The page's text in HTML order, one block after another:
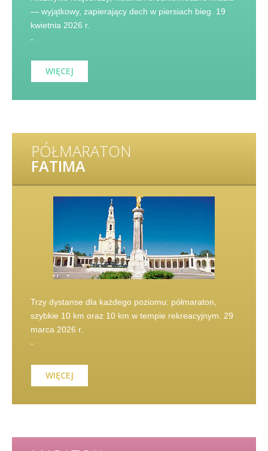
— wyjątkowy, zapierający dech w piersiach bieg. 19
kwietnia 2026 r.
-
WIĘCEJ
PÓŁMARATON
FATIMA
Trzy dystanse dla każdego poziomu: półmaraton,
szybkie 10 km oraz 10 km w tempie rekreacyjnym. 29
marca 2026 r.
-
WIĘCEJ